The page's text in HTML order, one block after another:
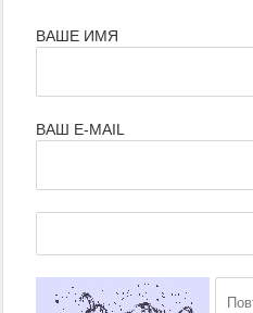
ВАШЕ ИМЯ
ВАШ E-MAIL